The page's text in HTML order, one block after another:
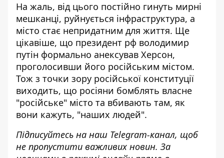
На жаль, від цього постійно гинуть мирні
мешканці, руйнується інфраструктура, а
місто стає непридатним для життя. Ще
цікавіше, що президент рф володимир
путін формально анексував Херсон,
проголосивши його російським містом.
Тож з точки зору російської конституції
виходить, що росіяни бомблять власне
"російське" місто та вбивають там, як
вони кажуть, "наших людей".
Підписуйтесь на наш Telegram-канал, щоб
не пропустити важливих новин. За